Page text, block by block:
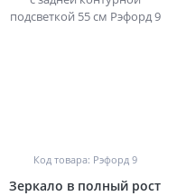
Код товара: Рэфорд 9
Зеркало в полный рост